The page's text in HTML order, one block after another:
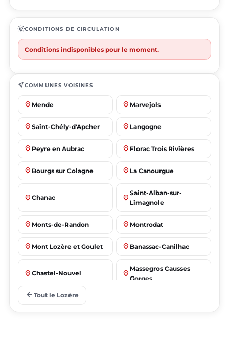
routineCONDITIONS DE CIRCULATION
Conditions indisponibles pour le moment.
near_meCOMMUNES VOISINES
place Mende place Marvejols
place Saint-Chély-d'Apcher place Langogne
place Peyre en Aubrac place Florac Trois Rivières
place Bourgs sur Colagne place La Canourgue
place Chanac place
Saint-Alban-sur-
Limagnole
place Monts-de-Randon place Montrodat
place Mont Lozère et Goulet place Banassac-Canilhac
place Chastel-Nouvel place
Massegros Causses
Gorges
place Badaroux
arrow_back Tout le Lozère